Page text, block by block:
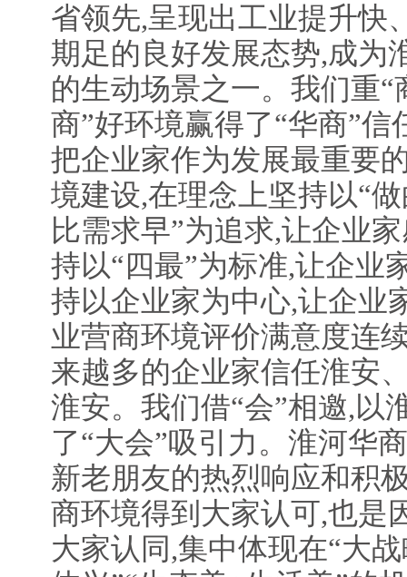
省领先,呈现出工业提升快
期足的良好发展态势,成为
的生动场景之一。我们重“
商”好环境赢得了“华商”
把企业家作为发展最重要
境建设,在理念上坚持以“
比需求早”为追求,让企业
持以“四最”为标准,让企业
持以企业家为中心,让企业
业营商环境评价满意度连
来越多的企业家信任淮安
淮安。我们借“会”相邀,以
了“大会”吸引力。淮河华
新老朋友的热烈响应和积
商环境得到大家认可,也是
大家认同,集中体现在“大